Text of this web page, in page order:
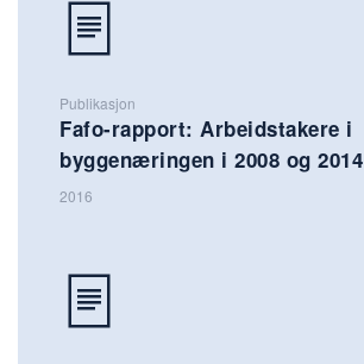
Publikasjon
Fafo-rapport: Arbeidstakere i
byggenæringen i 2008 og 2014
2016